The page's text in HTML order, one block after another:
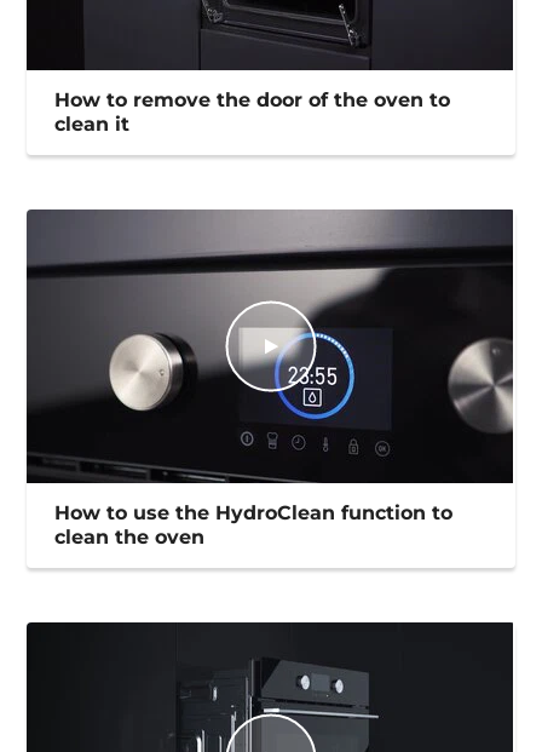
How to remove the door of the oven to
clean it
How to use the HydroClean function to
clean the oven